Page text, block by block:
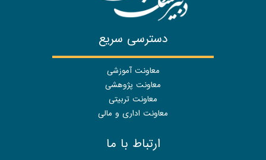
دسترسی سریع
معاونت آموزشی
معاونت پژوهشی
معاونت تربیتی
معاونت اداری و مالی
ارتباط با ما